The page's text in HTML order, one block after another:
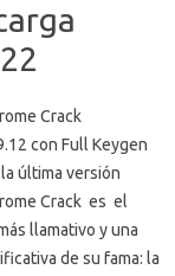
Crack
con Full Keygen
última versión
Crack es el
llamativo y una
de su fama: la